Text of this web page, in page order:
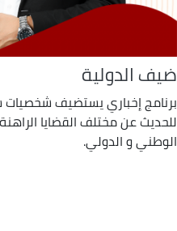
ضيف الدولية
برنامج إخباري يستضيف
للحديث عن مختلف القضايا
الوطني و الدولي.